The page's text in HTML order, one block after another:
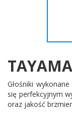
Głośniki
się perfekcyjnym
oraz jakość